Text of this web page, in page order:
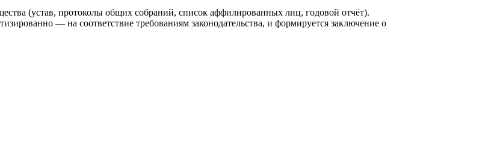
(устав, протоколы общих собраний, список аффилированных лиц, годовой отчёт).
— на соответствие требованиям законодательства, и формируется заключение о